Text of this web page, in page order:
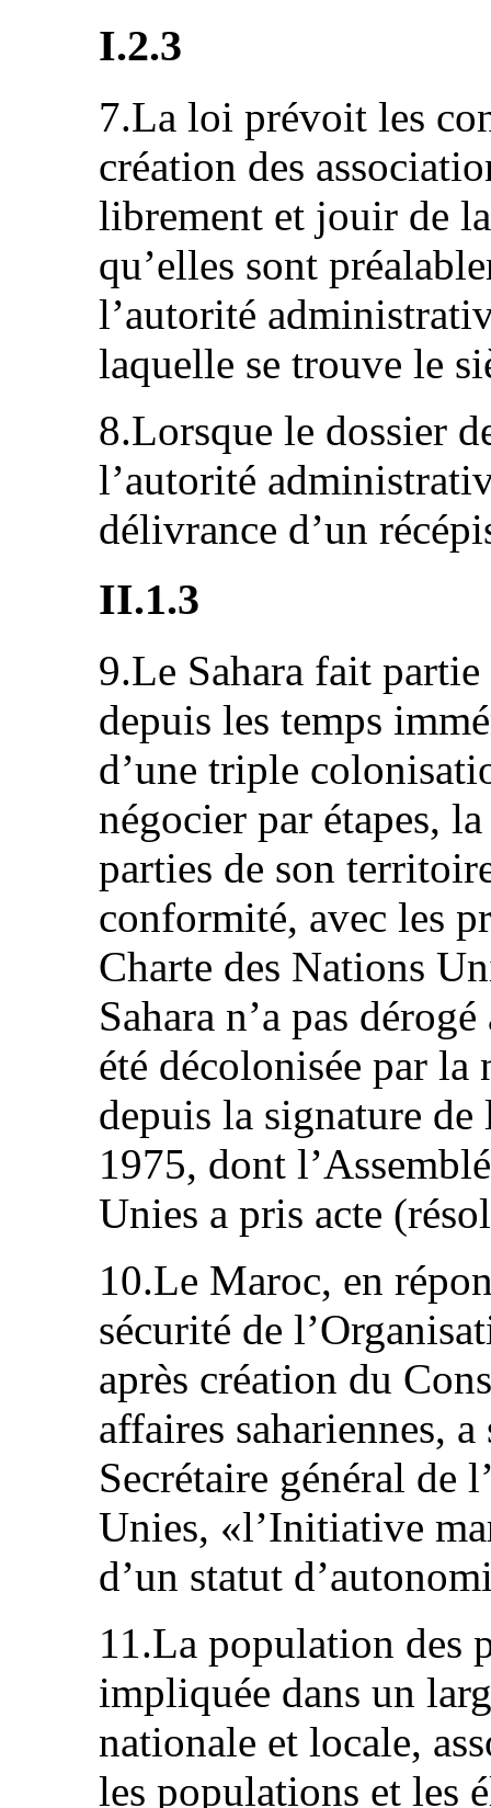
I.2.3
7.La loi prévoit les
création des
librement et jouir de
qu’elles sont
l’autorité
laquelle se trouve le
8.Lorsque le dossier
l’autorité
délivrance d’un
II.1.3
9.Le Sahara fait
depuis les temps
d’une triple
négocier par étapes,
parties de son
conformité, avec les
Charte des Nations
Sahara n’a pas
été décolonisée par la
depuis la signature
1975, dont
Unies a pris acte
10.Le Maroc, en
sécurité de
après création du
affaires sahariennes,
Secrétaire général de
Unies, «l’Initiative
d’un statut
11.La population des
impliquée dans un
nationale et locale,
les populations et les